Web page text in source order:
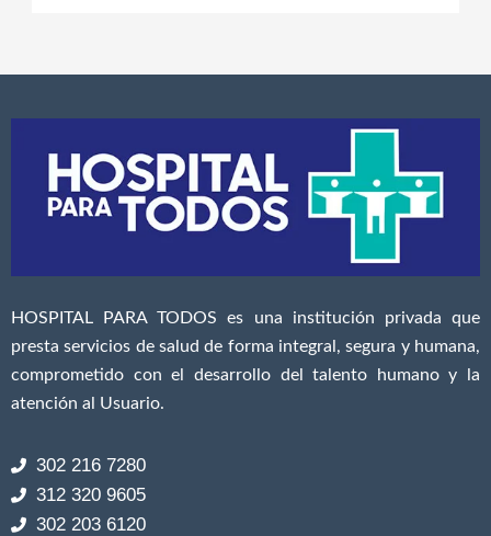
HOSPITAL PARA TODOS es una institución privada que
presta servicios de salud de forma integral, segura y humana,
comprometido con el desarrollo del talento humano y la
atención al Usuario.
302 216 7280
312 320 9605
302 203 6120